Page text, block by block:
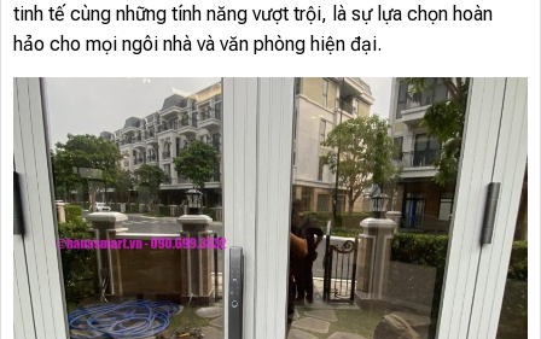
tinh tế cùng những tính năng vượt trội, là sự lựa chọn hoàn
hảo cho mọi ngôi nhà và văn phòng hiện đại.